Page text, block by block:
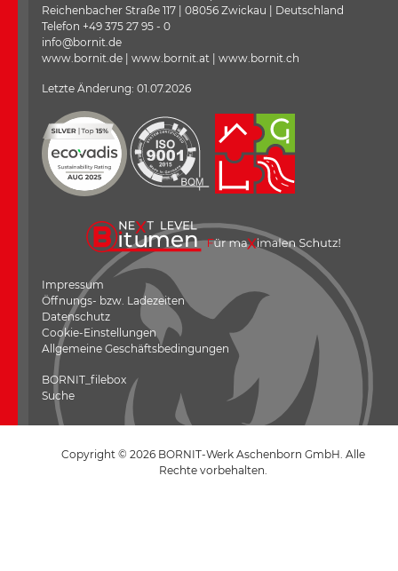
Reichenbacher Straße 117 | 08056 Zwickau | Deutschland
Telefon +49 375 27 95 - 0
info@bornit.de
www.bornit.de | www.bornit.at | www.bornit.ch
Letzte Änderung: 01.07.2026
Impressum
Öffnungs- bzw. Ladezeiten
Datenschutz
Cookie-Einstellungen
Allgemeine Geschäftsbedingungen
---
BORNIT_filebox
Suche
Copyright © 2026 BORNIT-Werk Aschenborn GmbH. Alle
Rechte vorbehalten.